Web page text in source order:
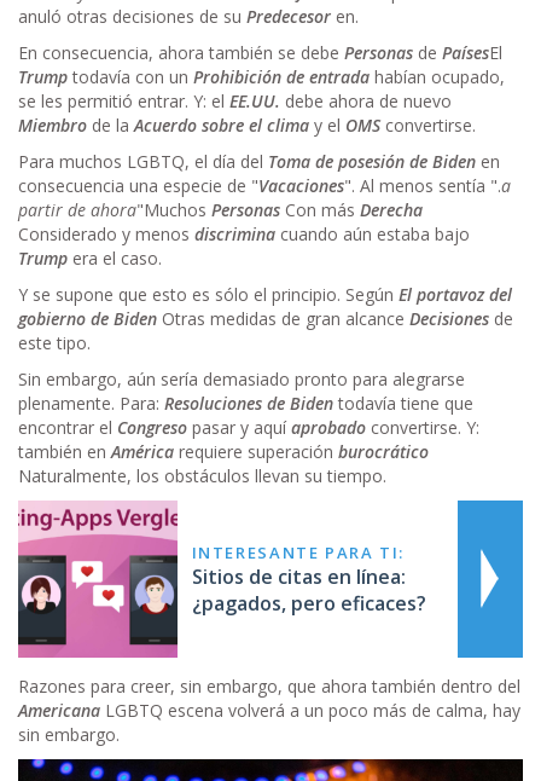
anuló otras decisiones de su Predecesor en.
En consecuencia, ahora también se debe Personas de PaísesEl
Trump todavía con un Prohibición de entrada habían ocupado,
se les permitió entrar. Y: el EE.UU. debe ahora de nuevo
Miembro de laAcuerdo sobre el clima y el OMS convertirse.
Para muchos LGBTQ, el día del Toma de posesión de Biden en
consecuencia una especie de "Vacaciones". Al menos sentía ".a
partir de ahora"Muchos Personas Con más Derecha
Considerado y menos discrimina cuando aún estaba bajo
Trump era el caso.
Y se supone que esto es sólo el principio. Según El portavoz del
gobierno de Biden Otras medidas de gran alcance Decisiones de
este tipo.
Sin embargo, aún sería demasiado pronto para alegrarse
plenamente. Para: Resoluciones de Bidentodavía tiene que
encontrar el Congreso pasar y aquíaprobado convertirse. Y:
también enAmérica requiere superación burocrático
Naturalmente, los obstáculos llevan su tiempo.
INTERESANTE PARA TI:
Sitios de citas en línea:
¿pagados, pero eficaces?
Razones para creer, sin embargo, que ahora también dentro del
Americana LGBTQ escena volverá a un poco más de calma, hay
sin embargo.